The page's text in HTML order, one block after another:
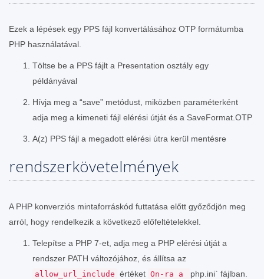
Ezek a lépések egy PPS fájl konvertálásához OTP formátumba
PHP használatával.
Töltse be a PPS fájlt a Presentation osztály egy
példányával
Hívja meg a “save” metódust, miközben paraméterként
adja meg a kimeneti fájl elérési útját és a SaveFormat.OTP
A(z) PPS fájl a megadott elérési útra kerül mentésre
rendszerkövetelmények
A PHP konverziós mintaforráskód futtatása előtt győződjön meg
arról, hogy rendelkezik a következő előfeltételekkel.
Telepítse a PHP 7-et, adja meg a PHP elérési útját a
rendszer PATH változójához, és állítsa az
allow_url_include értéket On-ra a
php.ini` fájlban.